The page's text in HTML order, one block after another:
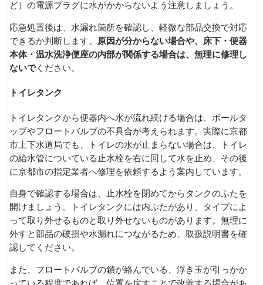
ど）の電源プラグに水がかからないよう注意しましょう。
応急処置後は、水漏れ箇所を確認し、軽微な部品交換で対応
できるか判断します。
原因が分からない場合や、床下・便器
本体・温水洗浄便座の内部が関係する場合は、無理に修理し
ないでください。
トイレタンク
トイレタンクから便器内へ水が流れ続ける場合は、ボールタ
ップやフロートバルブの不具合が考えられます。実際に京都
市上下水道局でも、トイレの水が止まらない場合は、トイレ
の給水管についている止水栓を右に回して水を止め、その後
に京都市の指定業者へ修理を依頼するよう案内しています。
自身で確認する場合は、止水栓を閉めてからタンクのふたを
開けましょう。トイレタンクには内ぶたがあり、タイプによ
って取り外せるものと取り外せないものがあります。無理に
外すと部品の破損や水漏れにつながるため、取扱説明書を確
認してください。
また、フロートバルブの鎖が絡んでいる、浮き玉が引っかか